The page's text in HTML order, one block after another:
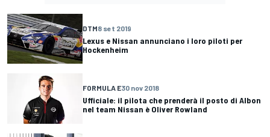
DTM8 set 2019
Lexus e Nissan annunciano i loro piloti per
Hockenheim
FORMULA E30 nov 2018
Ufficiale: il pilota che prenderà il posto di Albon
nel team Nissan è Oliver Rowland